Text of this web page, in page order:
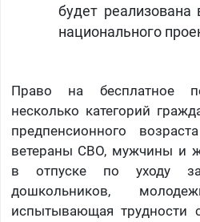
будет реализована
национального
Право на бесплатное
несколько категорий
предпенсионного
ветераны СВО, мужчины и
в отпуске по уходу
дошкольников,
испытывающая трудности